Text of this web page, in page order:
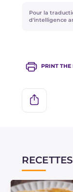
Pour la
d'intelligence
PRINT THE